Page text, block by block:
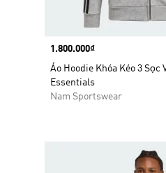
Price
1.800.000₫
Áo Hoodie Khóa Kéo 3 Sọc
Essentials
Nam Sportswear